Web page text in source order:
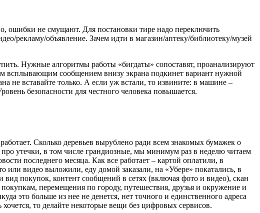
ошибки не смущают. Для постановки тире надо переключить
рекламу/объявление. Зачем идти в магазин/аптеку/библиотеку/музей
Нужные алгоритмы работы «бигдаты» сопоставят, проанализируют
всплывающим сообщением внизу экрана подкинет вариант нужной
не вставайте только. А если уж встали, то извините: в машине –
безопасности для честного человека повышается.
Сколько деревьев вырублено ради всем знакомых бумажек о
утечки, в том числе грандиозные, мы минимум раз в неделю читаем
последнего месяца. Как все работает – картой оплатили, в
или видео выложили, еду домой заказали, на «Убере» покатались, в
покупок, контент сообщений в сетях (включая фото и видео), скан
перемещения по городу, путешествия, друзья и окружение и
это больше из нее не денется, нет точного и единственного адреса
то делайте некоторые вещи без цифровых сервисов.